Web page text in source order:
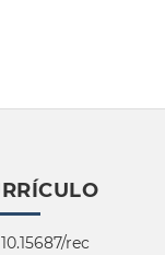
rec